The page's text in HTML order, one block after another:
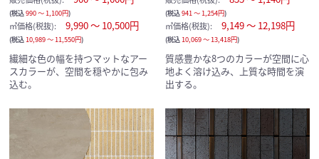
(税込990 ～ 1,100円)
㎡価格(税抜): 9,990 ～ 10,500円
(税込10,989 ～ 11,550円)
繊細な色の幅を持つマットなアー
スカラーが、空間を穏やかに包み
込む。
(税込941 ～ 1,254円)
㎡価格(税抜): 9,149 ～ 12,198円
(税込10,069 ～ 13,418円)
質感豊かな8つのカラーが空間に心
地よく溶け込み、上質な時間を演
出する。